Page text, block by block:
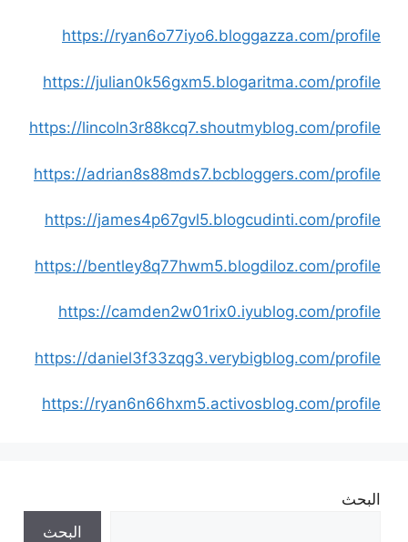
https://ryan6o77iyo6.bloggazza.com/profile
https://julian0k56gxm5.blogaritma.com/profile
https://lincoln3r88kcq7.shoutmyblog.com/profile
https://adrian8s88mds7.bcbloggers.com/profile
https://james4p67gvl5.blogcudinti.com/profile
https://bentley8q77hwm5.blogdiloz.com/profile
https://camden2w01rix0.iyublog.com/profile
https://daniel3f33zqg3.verybigblog.com/profile
https://ryan6n66hxm5.activosblog.com/profile
البحث
البحث